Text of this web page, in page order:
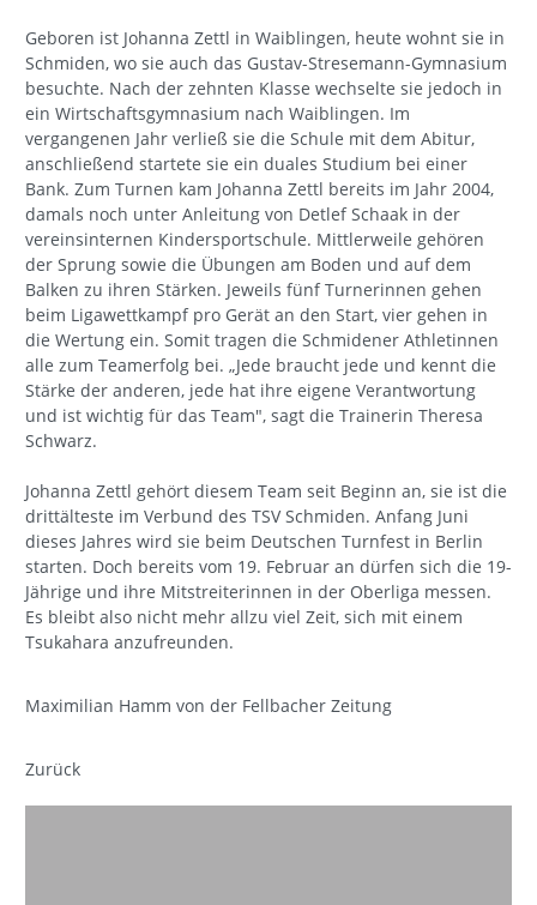
Geboren ist Johanna Zettl in Waiblingen, heute wohnt sie in
Schmiden, wo sie auch das Gustav-Stresemann-Gymnasium
besuchte. Nach der zehnten Klasse wechselte sie jedoch in
ein Wirtschaftsgymnasium nach Waiblingen. Im
vergangenen Jahr verließ sie die Schule mit dem Abitur,
anschließend startete sie ein duales Studium bei einer
Bank. Zum Turnen kam Johanna Zettl bereits im Jahr 2004,
damals noch unter Anleitung von Detlef Schaak in der
vereinsinternen Kindersportschule. Mittlerweile gehören
der Sprung sowie die Übungen am Boden und auf dem
Balken zu ihren Stärken. Jeweils fünf Turnerinnen gehen
beim Ligawettkampf pro Gerät an den Start, vier gehen in
die Wertung ein. Somit tragen die Schmidener Athletinnen
alle zum Teamerfolg bei. „Jede braucht jede und kennt die
Stärke der anderen, jede hat ihre eigene Verantwortung
und ist wichtig für das Team", sagt die Trainerin Theresa
Schwarz.
Johanna Zettl gehört diesem Team seit Beginn an, sie ist die
drittälteste im Verbund des TSV Schmiden. Anfang Juni
dieses Jahres wird sie beim Deutschen Turnfest in Berlin
starten. Doch bereits vom 19. Februar an dürfen sich die 19-
Jährige und ihre Mitstreiterinnen in der Oberliga messen.
Es bleibt also nicht mehr allzu viel Zeit, sich mit einem
Tsukahara anzufreunden.
Maximilian Hamm von der Fellbacher Zeitung
Zurück